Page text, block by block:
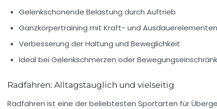
Gelenkschonende Belastung durch Auftrieb
Ganzkörpertraining mit Kraft- und Ausdauerelementen
Verbesserung der Haltung und Beweglichkeit
Ideal bei Gelenkschmerzen oder
Radfahren: Alltagstauglich und vielseitig
Radfahren ist eine der beliebtesten Sportarten für